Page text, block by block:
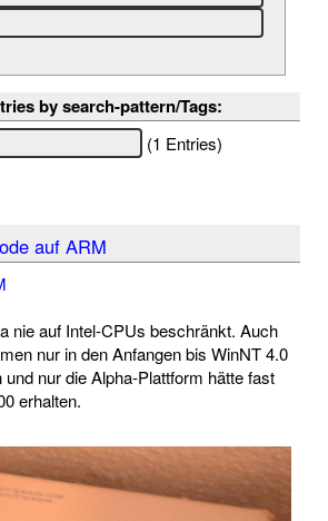
by search-pattern/Tags:
(1 Entries)
auf ARM
nie auf Intel-CPUs beschränkt. Auch
nur in den Anfangen bis WinNT 4.0
nur die Alpha-Plattform hätte fast
erhalten.